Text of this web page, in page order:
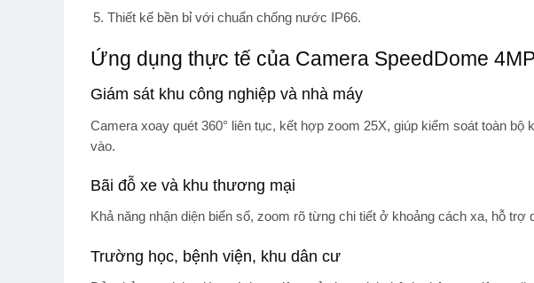
Thiết kế bền bỉvới chuẩn chống nước IP66.
Ứng dụng thực tế của Camera SpeedDome
Giám sát khu công nghiệp và nhà máy
Camera xoay quét 360° liên tục, kết hợp zoom 25X, giúp kiểm soát toàn
vào.
Bãi đỗ xe và khu thương mại
Khả năng nhận diện biển số, zoom rõ từng chi tiết ở khoảng cách xa, hỗ
Trường học, bệnh viện, khu dân cư